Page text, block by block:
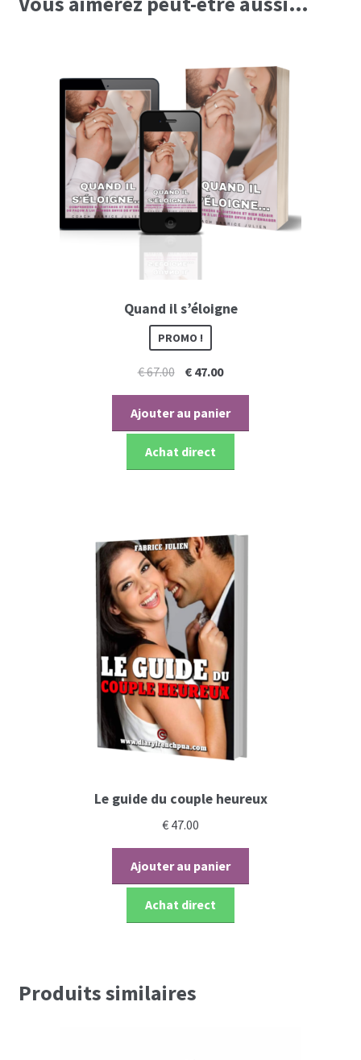
Quand il s’éloigne
PROMO !
€67.00 Le
initial
était :
€ 67.00.
€ 47.00Le
actuel
est :
Ajouter au panier
Achat direct
Le guide du couple heureux
€ 47.00
Ajouter au panier
Achat direct
Produits similaires